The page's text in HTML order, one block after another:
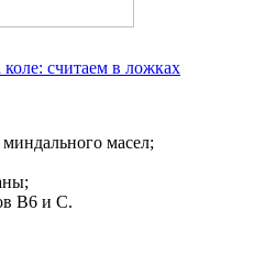
коле: считаем в ложках
масел;
В6 и С.